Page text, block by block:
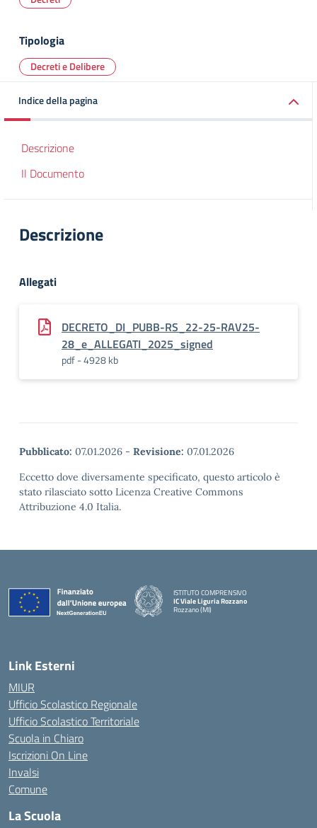
Tipologia
Decreti e Delibere
Indice della pagina
Descrizione
Il Documento
Descrizione
Allegati
DECRETO_DI_PUBB-RS_22-25-RAV25-
28_e_ALLEGATI_2025_signed
pdf - 4928 kb
Pubblicato: 07.01.2026 - Revisione: 07.01.2026
Eccetto dove diversamente specificato, questo articolo è
stato rilasciato sotto Licenza Creative Commons
Attribuzione 4.0 Italia.
ISTITUTO COMPRENSIVO
IC Viale Liguria Rozzano
Rozzano (MI)
Link Esterni
MIUR
Ufficio Scolastico Regionale
Ufficio Scolastico Territoriale
Scuola in Chiaro
Iscrizioni On Line
Invalsi
Comune
La Scuola